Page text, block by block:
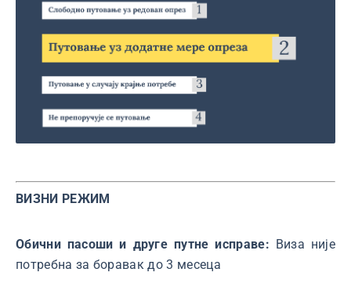
ВИЗНИ РЕЖИМ
Обични пасоши и друге путне исправе: Виза није
потребна за боравак до 3 месеца